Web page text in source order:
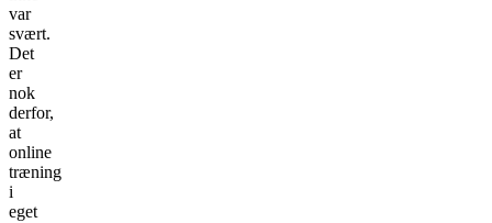
var
svært.
Det
er
nok
derfor,
at
online
træning
i
eget